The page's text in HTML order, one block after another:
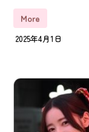
More
2025年4月1日